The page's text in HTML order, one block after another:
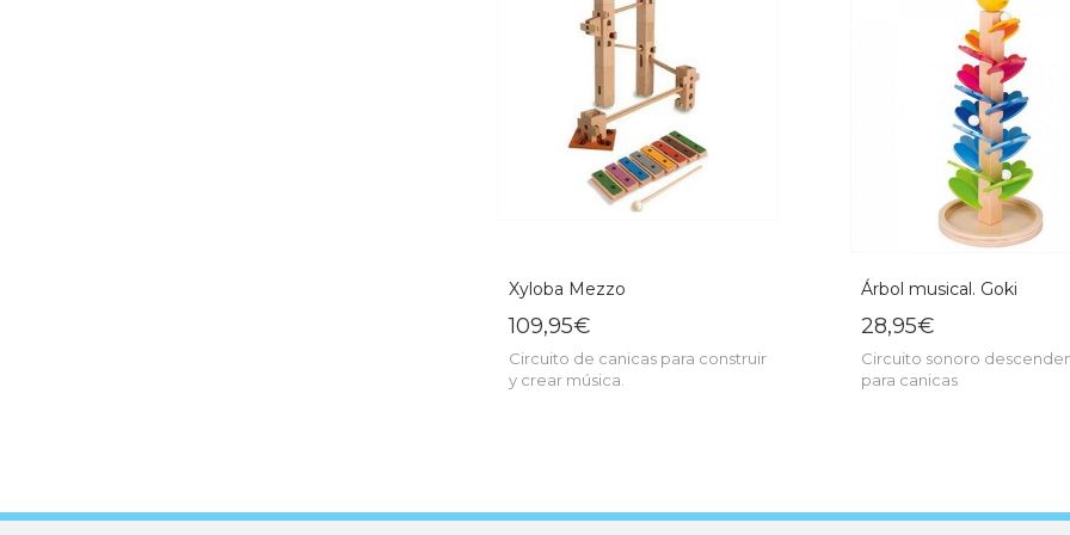
Xyloba Mezzo
109,95€
Circuito de canicas para construir
y crear música.
Árbol musical. Goki
28,95€
Circuito sonoro
para canicas